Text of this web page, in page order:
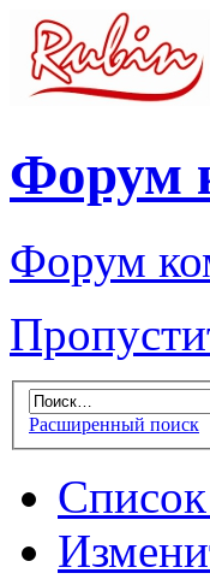
Форум
Форум
Расширенный поиск